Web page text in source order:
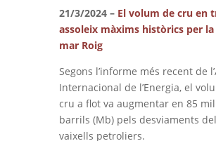
21/3/2024 – El volum de cru en
assoleix màxims històrics per
mar Roig
Segons l’informe més recent de
Internacional de l’Energia, el
cru a flot va augmentar en 85
barrils (Mb) pels desviaments
vaixells petroliers.